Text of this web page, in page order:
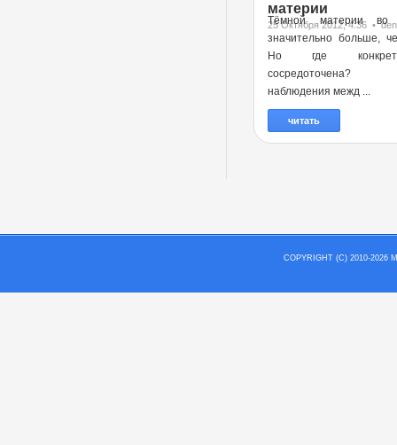
материи
25 Октября 2012, 4:36 • den
Тёмной материи во
значительно больше,
Но где
наблюдения межд ...
читать
COPYRIGHT (C) 2010-